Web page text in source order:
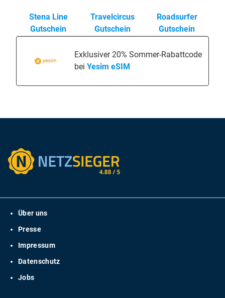
Stena Line
Gutschein
Travelcircus
Gutschein
Roadsurfer
Gutschein
Exklusiver 20% Sommer-Rabattcode
bei Yesim eSIM
Über uns
Presse
Impressum
Datenschutz
Jobs